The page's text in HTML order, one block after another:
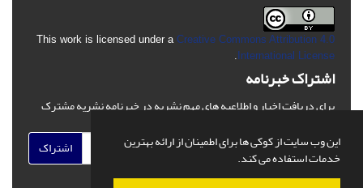
این وب سایت از کوکی ها برای اطمینان از ارائه بهترین
خدمات استفاده می کند.
This work is licensed under a Creative Commons Attribution 4.0
International License
.
اشتراک خبرنامه
برای دریافت اخبار و اطلاعیه های مهم نشریه در خبرنامه نشریه مشترک
اشتراک